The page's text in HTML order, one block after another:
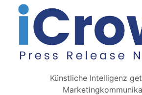
Künstliche Intelligenz